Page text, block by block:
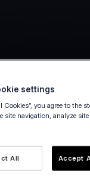
settings
Cookies”, you agree to the
site navigation, analyze
All Accept